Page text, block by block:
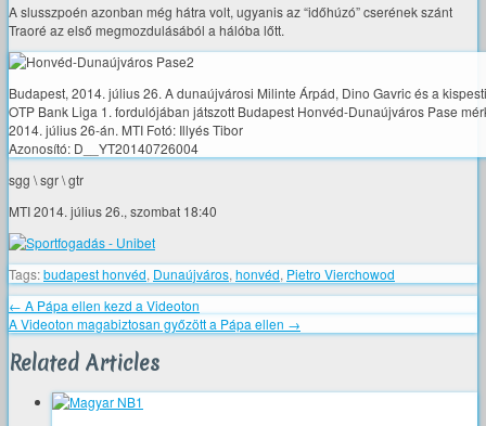
A slusszpoén azonban még hátra volt, ugyanis az “időhúzó” cserének szánt
Traoré az első megmozdulásából a hálóba lőtt.
Budapest, 2014. július 26. A dunaújvárosi Milinte Árpád, Dino Gavric és a
OTP Bank Liga 1. fordulójában játszott Budapest Honvéd-Dunaújváros Pase
2014. július 26-án. MTI Fotó: Illyés Tibor
Azonosító: D__YT20140726004
sgg \ sgr \ gtr
MTI 2014. július 26., szombat 18:40
Tags:budapest honvéd, Dunaújváros, honvéd, Pietro Vierchowod
← A Pápa ellen kezd a Videoton
A Videoton magabiztosan győzött a Pápa ellen →
Related Articles